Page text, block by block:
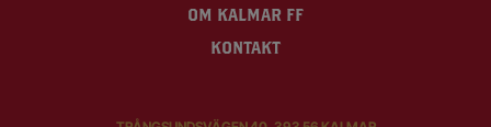
OM KALMAR FF
KONTAKT